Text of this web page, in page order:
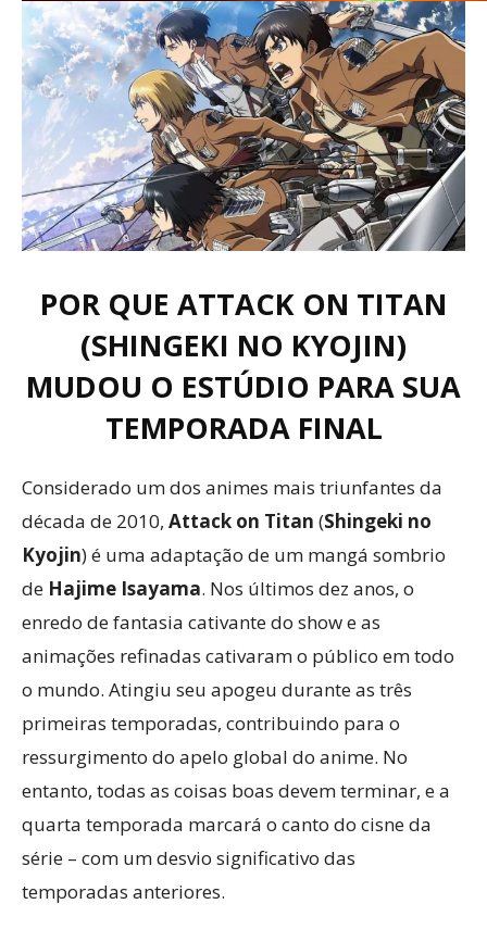
POR QUE ATTACK ON TITAN
(SHINGEKI NO KYOJIN)
MUDOU O ESTÚDIO PARA SUA
TEMPORADA FINAL
Considerado um dos animes mais triunfantes da
década de 2010, Attack on Titan (Shingeki no
Kyojin) é uma adaptação de um mangá sombrio
de Hajime Isayama. Nos últimos dez anos, o
enredo de fantasia cativante do show e as
animações refinadas cativaram o público em todo
o mundo. Atingiu seu apogeu durante as três
primeiras temporadas, contribuindo para o
ressurgimento do apelo global do anime. No
entanto, todas as coisas boas devem terminar, e a
quarta temporada marcará o canto do cisne da
série – com um desvio significativo das
temporadas anteriores.